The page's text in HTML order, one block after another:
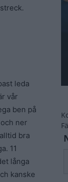
leda
vår
ben på
ner
bra
11
långa
kanske